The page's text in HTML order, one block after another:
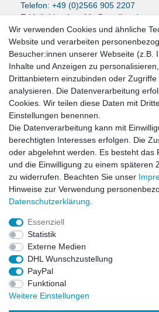
Telefon: +49 (0)2566 905 2207
E-Mail:LissyInterMo@t-online.de
News-Letter
VORNAME
E-MAIL **
Newsletter
Honig
Hiermit bestätige ich, dass ich die
Einwilligung kann ich jederzeit widerrufen.**
Abonnieren
Impressum
Widerrufs­recht
Wir verwenden Cookies und ähnliche
Website und verarbeiten
Besucher:innen unserer Webseite (z.B.
Inhalte und Anzeigen zu
Drittanbietern einzubinden oder
analysieren. Die Datenverarbeitung
Cookies. Wir teilen diese Daten mit
Einstellungen benennen.
Die Datenverarbeitung kann mit
berechtigten Interesses erfolgen. Die
oder abgelehnt werden. Es besteht das
und die Einwilligung zu einem späteren
zu widerrufen. Beachten Sie unser
Hinweise zur Verwendung
Daten­schutz­erklärung
Essenziell
Statistik
Externe Medien
DHL Wunschzustellung
PayPal
Funktional
Weitere Einstellungen